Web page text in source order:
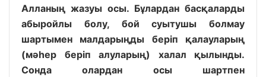
Алланың жазуы осы. Бұлардан басқаларды
абыройлы болу, бой суытушы болмау
шартымен малдарыңды беріп қалауларың
(мәһер беріп алуларың) халал қылынды.
Сонда олардан осы шартпен